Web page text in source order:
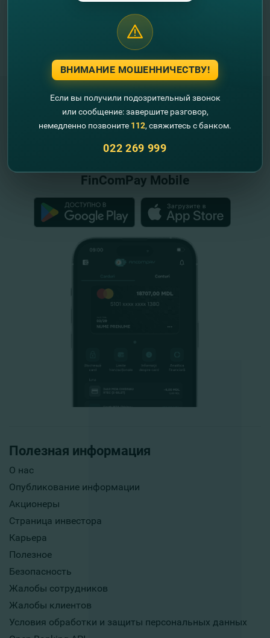
бизнеса; полезные советы, рекомендации, бизнес-кейсы;
специальные акции и предложения; интервью с экспертами;
истории успеха молдавских предпринимателей, и многое
Полезная информация
О нас
Опубликование информации
Акционеры
Страница инвестора
Карьера
Полезное
Безопасность
Жалобы сотрудников
Жалобы клиентов
Условия обработки и защиты персональных данных
"FinComBank" S.A. является членом
Республики Молдова
FinComPay Mobile
ВНИМАНИЕ МОШЕННИЧЕСТВУ!
Если вы получили подозрительный звонок
или сообщение: завершите разговор,
немедленно позвоните 112, свяжитесь с банком.
022 269 999